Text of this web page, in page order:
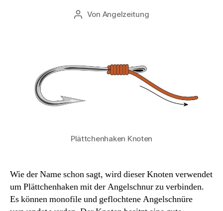
Beitragsautor
Von Angelzeitung
Plättchenhaken Knoten
Wie der Name schon sagt, wird dieser Knoten verwendet
um Plättchenhaken mit der Angelschnur zu verbinden.
Es können monofile und geflochtene Angelschnüre